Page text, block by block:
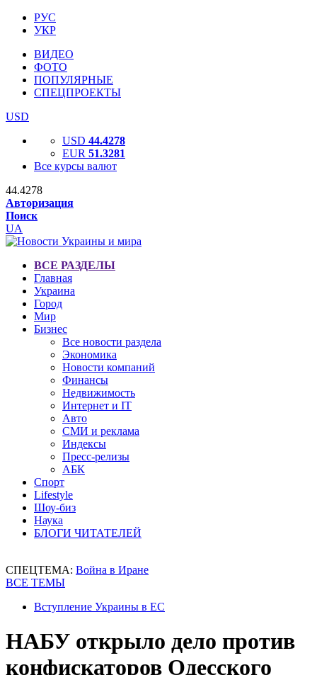
РУС
УКР
ВИДЕО
ФОТО
ПОПУЛЯРНЫЕ
СПЕЦПРОЕКТЫ
USD
USD 44.4278
EUR 51.3281
Все курсы валют
44.4278
Авторизация
Поиск
UA
ВСЕ РАЗДЕЛЫ
Главная
Украина
Город
Мир
Бизнес
Все новости раздела
Экономика
Новости компаний
Финансы
Недвижимость
Интернет и IT
Авто
СМИ и реклама
Индексы
Пресс-релизы
АБК
Спорт
Lifestyle
Шоу-биз
Наука
БЛОГИ ЧИТАТЕЛЕЙ
СПЕЦТЕМА: Война в Иране
ВСЕ ТЕМЫ
Вступление Украины в ЕС
НАБУ открыло дело против
конфискаторов Одесского